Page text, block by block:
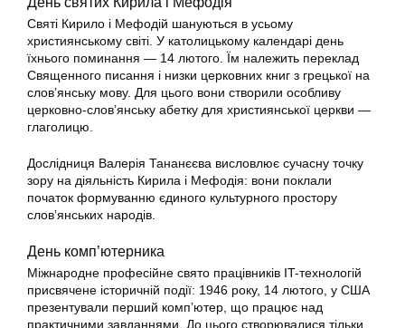
Святі Кирило і Мефодій шануються в усьому
християнському світі. У католицькому календарі день
їхнього поминання — 14 лютого. Їм належить переклад
Священного писання і низки церковних книг з грецької на
слов’янську мову. Для цього вони створили особливу
церковно-слов’янську абетку для християнської церкви —
глаголицю.
Дослідниця Валерія Тананєєва висловлює сучасну точку
зору на діяльність Кирила і Мефодія: вони поклали
початок формуванню єдиного культурного простору
слов’янських народів.
День комп’ютерника
Міжнародне професійне свято працівників IT-технологій
присвячене історичній події: 1946 року, 14 лютого, у США
презентували перший комп’ютер, що працює над
практичними завданнями. До цього створювалися тільки